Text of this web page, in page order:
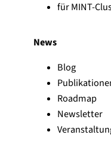
für MINT-
News
Blog
Roadmap
Newsletter